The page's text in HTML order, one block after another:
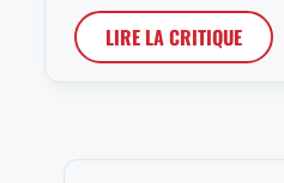
LIRE LA CRITIQUE